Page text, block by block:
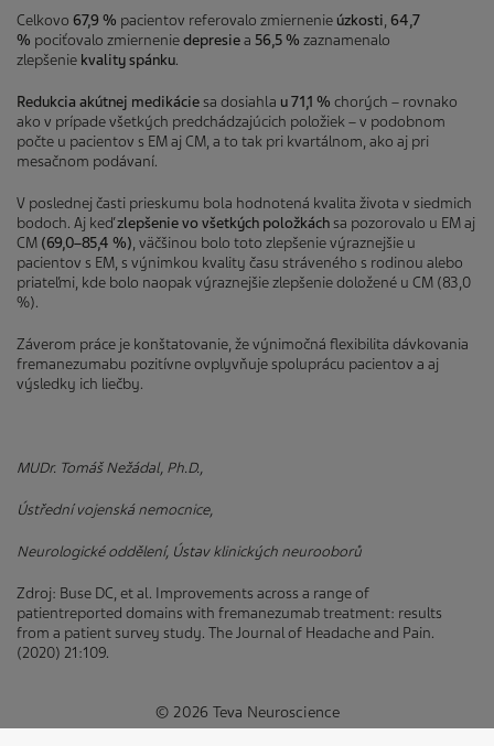
Celkovo 67,9 % pacientov referovalo zmiernenie úzkosti, 64,7
% pociťovalo zmierneniedepresiea 56,5 % zaznamenalo
zlepšenie kvality spánku.
Redukcia akútnej medikáciesa dosiahla u 71,1 % chorých – rovnako
ako v prípade všetkých predchádzajúcich položiek – v podobnom
počte u pacientov s EM aj CM, a to tak pri kvartálnom, ako aj pri
mesačnom podávaní.
V poslednej časti prieskumu bola hodnotená kvalita života v siedmich
bodoch. Aj keďzlepšenie vo všetkých položkáchsa pozorovalo u EM aj
CM (69,0–85,4 %), väčšinou bolo toto zlepšenie výraznejšie u
pacientov s EM, s výnimkou kvality času stráveného s rodinou alebo
priateľmi, kde bolo naopak výraznejšie zlepšenie doložené u CM (83,0
%).
Záverom práce je konštatovanie, že výnimočná flexibilita dávkovania
fremanezumabu pozitívne ovplyvňuje spoluprácu pacientov a aj
výsledky ich liečby.
MUDr. Tomáš Nežádal, Ph.D.,
Ústřední vojenská nemocnice,
Neurologické oddělení, Ústav klinických neurooborů
Zdroj: Buse DC, et al. Improvements across a range of
patientreported domains with fremanezumab treatment: results
from a patient survey study. The Journal of Headache and Pain.
(2020) 21:109.
© 2026 Teva Neuroscience